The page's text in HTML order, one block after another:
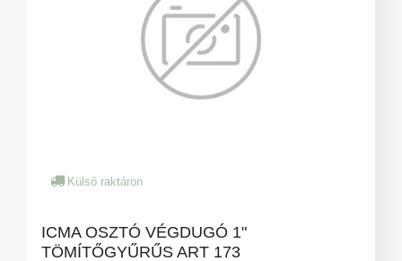
Külső raktáron
ICMA OSZTÓ VÉGDUGÓ 1"
TÖMÍTŐGYŰRŰS ART 173